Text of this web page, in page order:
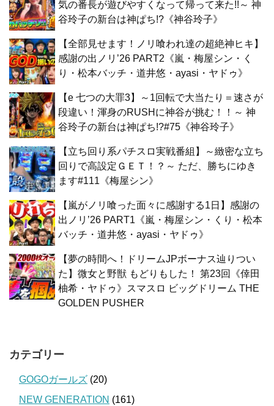
気の番長が遊びやすくなって帰って来た!!～ 神
谷玲子の新台は神ぱち!?《神谷玲子》
【全部見せます！ノリ喰われ達の超絶神ヒキ】
感謝の出ノリ’26 PART2《嵐・梅屋シン・く
り・松本バッチ・道井悠・ayasi・ヤドゥ》
【e 七つの大罪3】～1回転で大当たり＝速さが
段違い！渾身のRUSHに神谷が挑む！！～ 神
谷玲子の新台は神ぱち!?#75《神谷玲子》
【立ち回り系パチスロ実戦番組】～緻密な立ち
回りで高設定ＧＥＴ！？～ ただ、勝ちにゆき
ます#111《梅屋シン》
【嵐がノリ喰った面々に感謝する1日】感謝の
出ノリ’26 PART1《嵐・梅屋シン・くり・松本
バッチ・道井悠・ayasi・ヤドゥ》
【夢の時間へ！ドリームJPボーナス辿りつい
た】微女と野獣 もどりもした！ 第23回《倖田
柚希・ヤドゥ》スマスロ ビッグドリーム THE
GOLDEN PUSHER
カテゴリー
GOGOガールズ (20)
NEW GENERATION (161)